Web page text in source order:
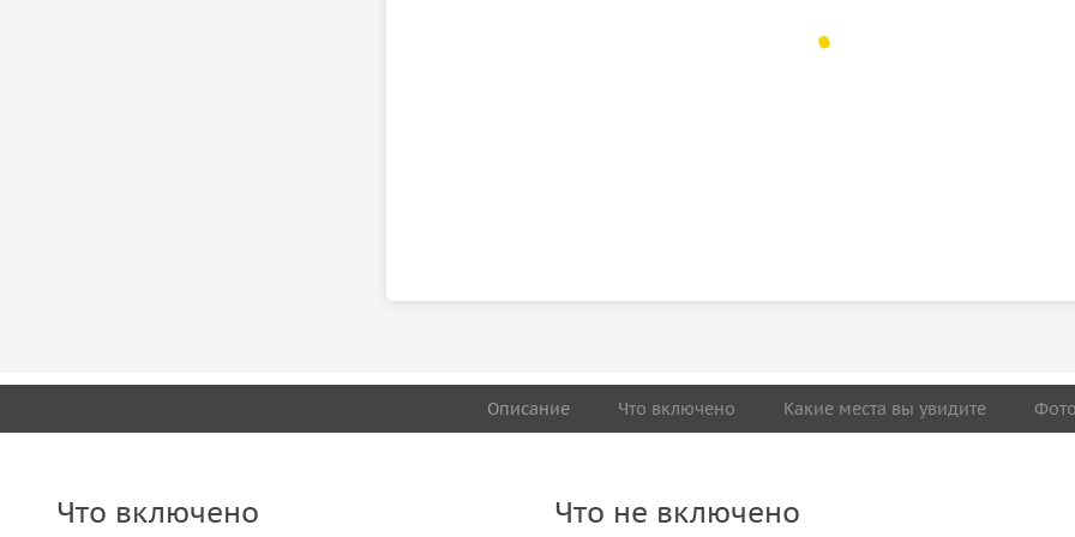
Описание Что включено Какие места вы увидите
Что включено Что не включено